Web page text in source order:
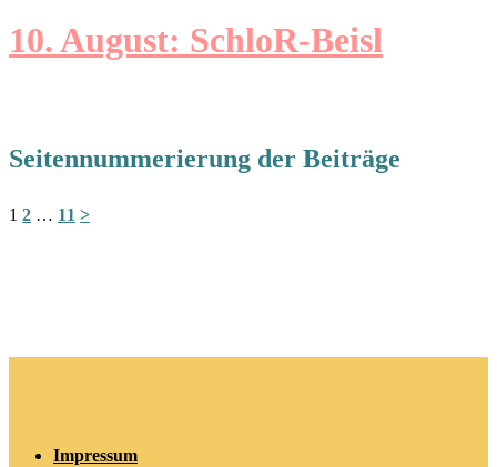
10. August: SchloR-Beisl
Seitennummerierung der Beiträge
1 2 … 11 >
Impressum